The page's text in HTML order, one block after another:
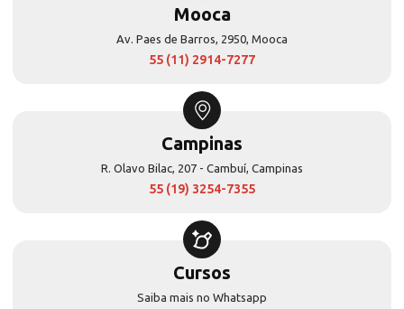
Mooca
Av. Paes de Barros, 2950, Mooca
55 (11) 2914-7277
Campinas
R. Olavo Bilac, 207 - Cambuí, Campinas
55 (19) 3254-7355
Cursos
Saiba mais no Whatsapp